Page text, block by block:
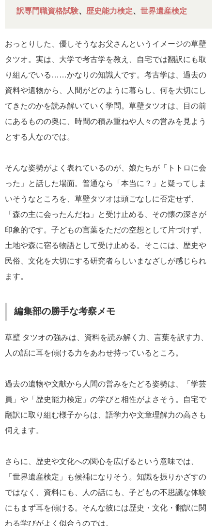
訳専門職資格試験、 歴史能力検定、 世界遺産検定
おっとりした、優しそうなお父さんというイメージの草壁
タツオ。実は、大学で考古学を教え、自宅では翻訳にも取
り組んでいる……かなりの知識人です。考古学は、過去の
資料や遺物から、人間がどのように暮らし、何を大切にし
てきたのかを読み解いていく学問。草壁タツオは、目の前
にあるものの奥に、時間の積み重ねや人々の営みを見よう
とする人なのでは。
そんな姿勢がよく表れているのが、娘たちが「トトロに会
った」と話した場面。普通なら「本当に？」と疑ってしま
いそうなところを、草壁タツオは頭ごなしに否定せず、
「森の主に会ったんだね」と受け止める、その懐の深さが
印象的です。子どもの言葉をただの空想として片づけず、
土地や森に宿る物語として受け止める。そこには、歴史や
民俗、文化を大切にする研究者らしいまなざしが感じられ
ます。
編集部の勝手な考察メモ
草壁 タツオの強みは、資料を読み解く力、言葉を訳す力、
人の話に耳を傾ける力をあわせ持っているところ。
過去の遺物や文献から人間の営みをたどる姿勢は、「学芸
員」や「歴史能力検定」の学びと相性がよさそう。自宅で
翻訳に取り組む様子からは、語学力や文章理解力の高さも
伺えます。
さらに、歴史や文化への関心を広げるという意味では、
「世界遺産検定」も候補になりそう。知識を振りかざすの
ではなく、資料にも、人の話にも、子どもの不思議な体験
にもまず耳を傾ける。そんな彼には歴史・文化・翻訳に関
わる学びがよく似合うのでは。